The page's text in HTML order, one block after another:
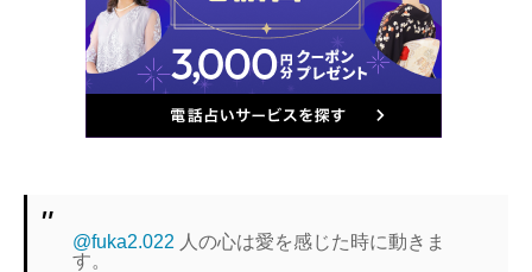
@fuka2.022 人の心は愛を感じた時に動きま
す。